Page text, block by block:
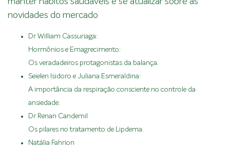
novidades do mercado
Dr William Cassuriaga:
Hormônios e Emagrecimento:
Os veradadeiros protagonistas da balança.
Seielen Isidoro e Juliana Esmeraldina:
A importância da respiração consciente no controle da
ansiedade.
Dr Renan Candemil
Os pilares no tratamento de Lipdema.
Natália Fahrion